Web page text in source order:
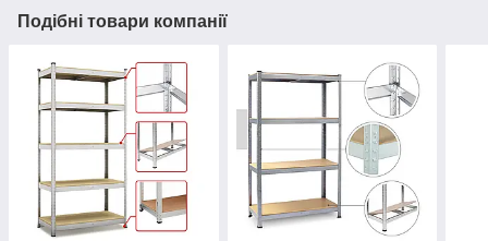
Подібні товари компанії